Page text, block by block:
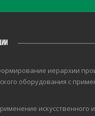
иерархии
оборудования с
искусственного